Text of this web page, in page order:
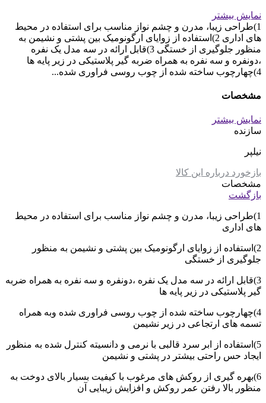
نمایش بیشتر
1)طراحی زیبا، مدرن و چشم نواز مناسب برای استفاده در محیط
های اداری 2)استفاده از زوایای ارگونومیک بین پشتی و نشیمن به
منظور جلوگیری از خستگی 3)قابل ارائه در سه مدل یک نفره
،دونفره و سه نفره به همراه ضربه گیر پلاستیکی در زیر پایه ها
4)چهارچوب ساخته شده از چوب روسی فراوری شده...
مشخصات
نمایش بیشتر
سازنده
نیلپر
بازخورد درباره این کالا
مشخصات
بازگشت
1)طراحی زیبا، مدرن و چشم نواز مناسب برای استفاده در محیط
های اداری
2)استفاده از زوایای ارگونومیک بین پشتی و نشیمن به منظور
جلوگیری از خستگی
3)قابل ارائه در سه مدل یک نفره ،دونفره و سه نفره به همراه ضربه
گیر پلاستیکی در زیر پایه ها
4)چهارچوب ساخته شده از چوب روسی فراوری شده وبه همراه
تسمه های ارتجاعی در زیر نشیمن
5)استفاده از ابر سرد قالبی با نرمی و دانسیته کنترل شده به منظور
ایجاد حس راحتی بیشتر در پشتی و نشیمن
6)بهره گیری از روکش های مرغوب با کیفیت بسیار بالای دوخت به
منظور بالا رفتن عمر روکش و افزایش زیبایی آن